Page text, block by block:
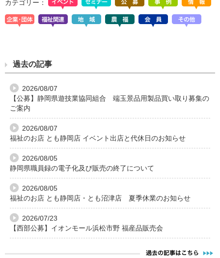
カテゴリー：
過去の記事
2026/08/07
【公募】静岡県遊技業協同組合 端玉景品用製品買い取り募集の
ご案内
2026/08/07
福祉のお店 とも静岡店 イベント出店と代休日のお知らせ
2026/08/05
静岡県職員録の電子化及び販売の終了について
2026/08/05
福祉のお店 とも静岡店・とも沼津店 夏季休業のお知らせ
2026/07/23
【西部公募】イオンモール浜松市野 福産品販売会